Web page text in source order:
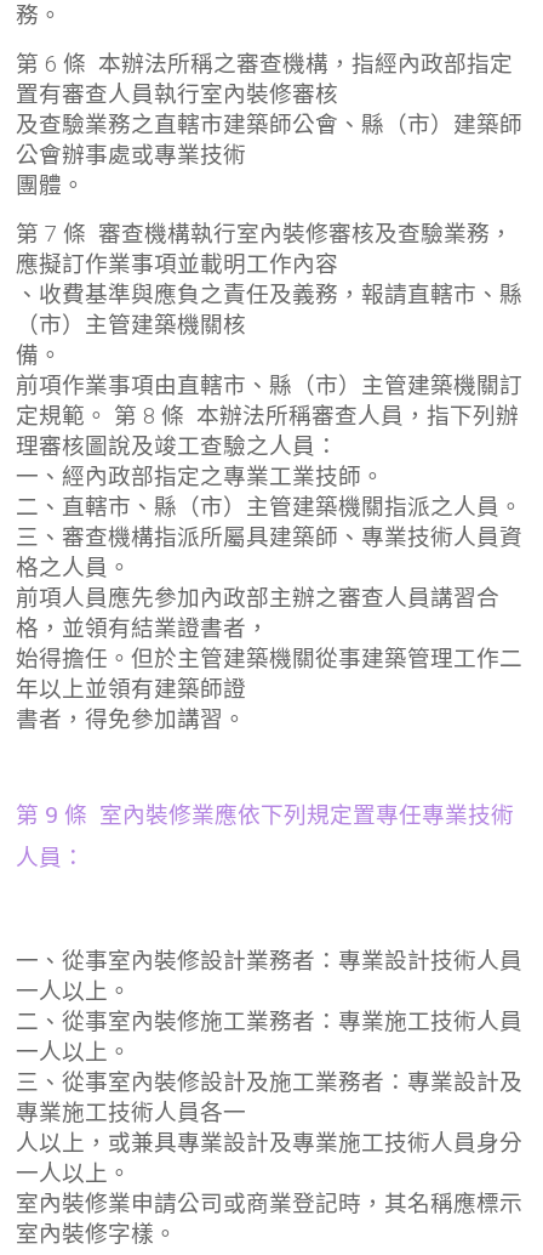
務。
第 6 條 本辦法所稱之審查機構，指經內政部指定
置有審查人員執行室內裝修審核
及查驗業務之直轄市建築師公會、縣（市）建築師
公會辦事處或專業技術
團體。
第 7 條 審查機構執行室內裝修審核及查驗業務，
應擬訂作業事項並載明工作內容
、收費基準與應負之責任及義務，報請直轄市、縣
（市）主管建築機關核
備。
前項作業事項由直轄市、縣（市）主管建築機關訂
定規範。 第 8 條 本辦法所稱審查人員，指下列辦
理審核圖說及竣工查驗之人員：
一、經內政部指定之專業工業技師。
二、直轄市、縣（市）主管建築機關指派之人員。
三、審查機構指派所屬具建築師、專業技術人員資
格之人員。
前項人員應先參加內政部主辦之審查人員講習合
格，並領有結業證書者，
始得擔任。但於主管建築機關從事建築管理工作二
年以上並領有建築師證
書者，得免參加講習。
第 9 條 室內裝修業應依下列規定置專任專業技術
人員：
一、從事室內裝修設計業務者：專業設計技術人員
一人以上。
二、從事室內裝修施工業務者：專業施工技術人員
一人以上。
三、從事室內裝修設計及施工業務者：專業設計及
專業施工技術人員各一
人以上，或兼具專業設計及專業施工技術人員身分
一人以上。
室內裝修業申請公司或商業登記時，其名稱應標示
室內裝修字樣。